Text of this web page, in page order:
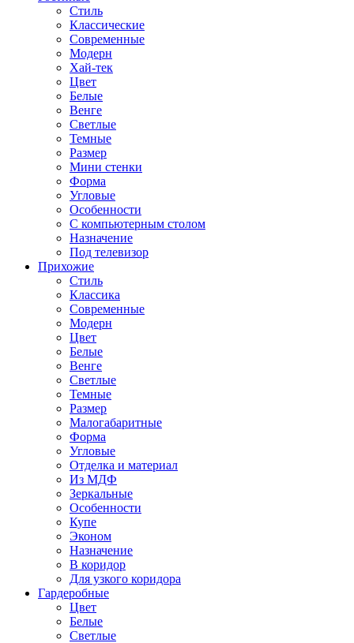
Стиль
Классические
Современные
Модерн
Хай-тек
Цвет
Белые
Венге
Светлые
Темные
Размер
Мини стенки
Форма
Угловые
Особенности
С компьютерным столом
Назначение
Под телевизор
Прихожие
Стиль
Классика
Современные
Модерн
Цвет
Белые
Венге
Светлые
Темные
Размер
Малогабаритные
Форма
Угловые
Отделка и материал
Из МДФ
Зеркальные
Особенности
Купе
Эконом
Назначение
В коридор
Для узкого коридора
Гардеробные
Цвет
Белые
Светлые